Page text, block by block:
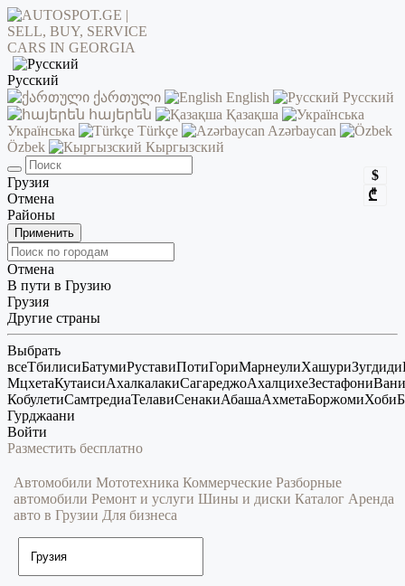
Русский
ქართული
English
Русский
հայերեն
Қазақша
Українська
Türkçe
Azərbaycan
Özbek
Кыргызский
$
₾
Грузия
Отмена
Районы
Применить
Отмена
В пути в Грузию
Грузия
Другие страны
Выбрать
всеТбилисиБатумиРуставиПотиГориМарнеулиХашуриЗугдиди
МцхетаКутаисиАхалкалакиСагареджоАхалцихеЗестафониВани
КобулетиСамтредиаТелавиСенакиАбашаАхметаБоржомиХоби
Гурджаани
Войти
Разместить бесплатно
Автомобили Мототехника Коммерческие Разборные
автомобили Ремонт и услуги Шины и диски Каталог Аренда
авто в Грузии Для бизнеса